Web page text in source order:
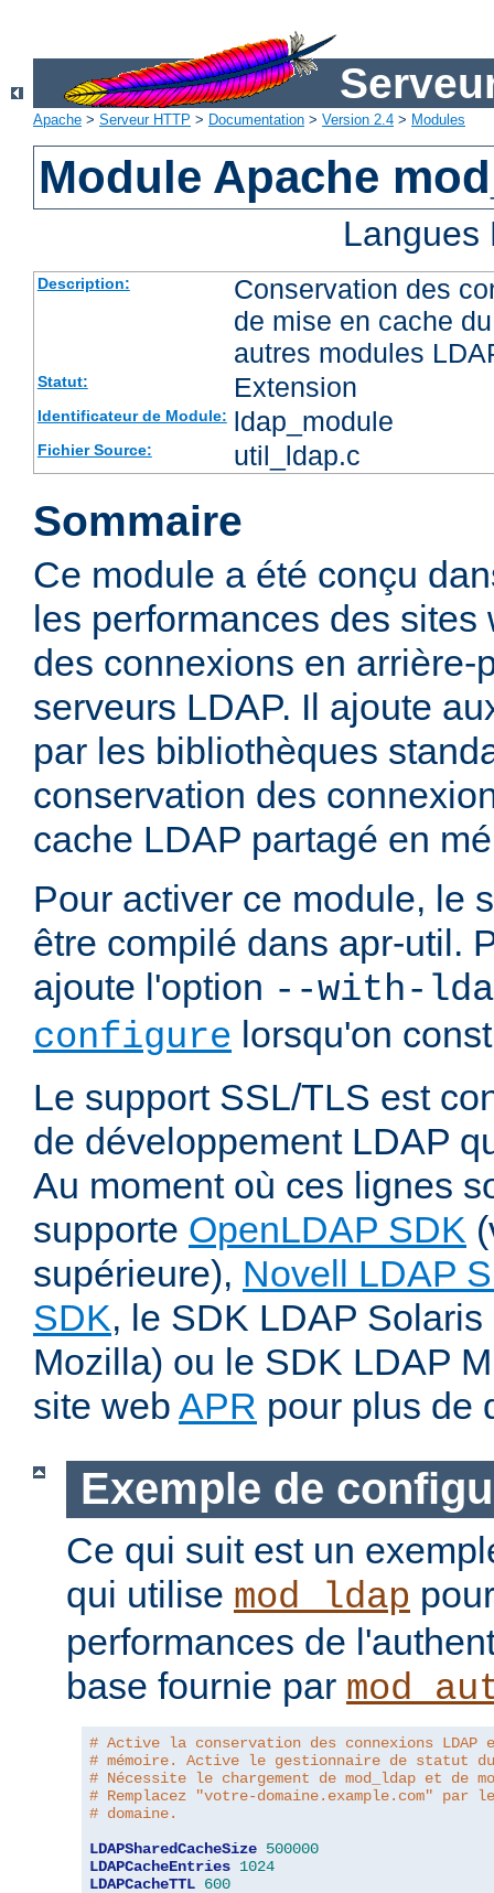
Apache > Serveur HTTP > Documentation > Version 2.4 > Modules
Module Apache
Description:
Conservation des
de mise en cache
autres modules
Statut: Extension
Identificateur de Module: ldap_module
Fichier Source: util_ldap.c
Sommaire
Ce module a été conçu
les performances des
des connexions en arrière-
serveurs LDAP. Il ajoute
par les bibliothèques
conservation des
cache LDAP partagé en
Pour activer ce module, le
être compilé dans apr-util.
ajoute l'option --with-
configure lorsqu'on
Le support SSL/TLS est
de développement LDAP
Au moment où ces lignes
supporte OpenLDAP SDK
supérieure), Novell LDAP
SDK, le SDK LDAP
Mozilla) ou le SDK LDAP
site web APR pour plus de
Exemple de
Ce qui suit est un
qui utilise mod_ldap
performances de
base fournie par
# Active la conservation des connexions LDAP
# mémoire. Active le gestionnaire de statut du
# Nécessite le chargement de mod_ldap et de
# Remplacez "votre-domaine.example.com" par
# domaine.
LDAPSharedCacheSize 500000
LDAPCacheEntries 1024
LDAPCacheTTL 600